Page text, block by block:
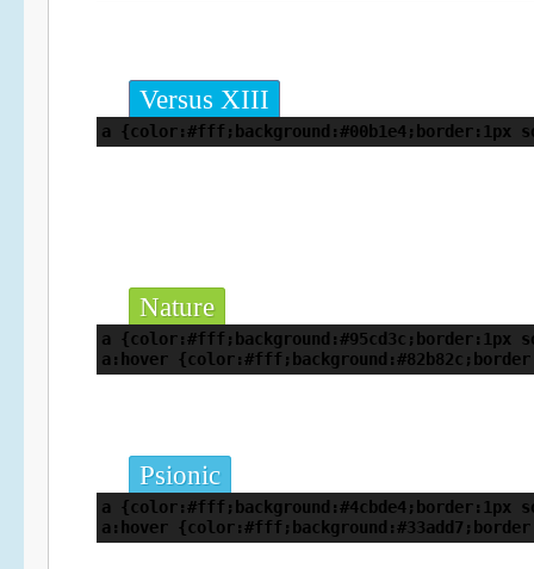
Versus XIII
a
Nature
a {color:#fff;background:#95cd3c;border:1px
a:hover
Psionic
a {color:#fff;background:#4cbde4;border:1px
a:hover